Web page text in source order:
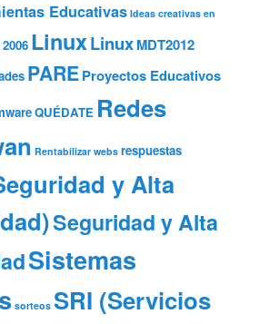
Educativas Ideas creativas en
LinuxLinuxMDT2012
PAREProyectos Educativos
QUÉDATE Redes
Rentabilizar webs respuestas
y Alta
Seguridad y Alta
Sistemas
sorteos SRI (Servicios